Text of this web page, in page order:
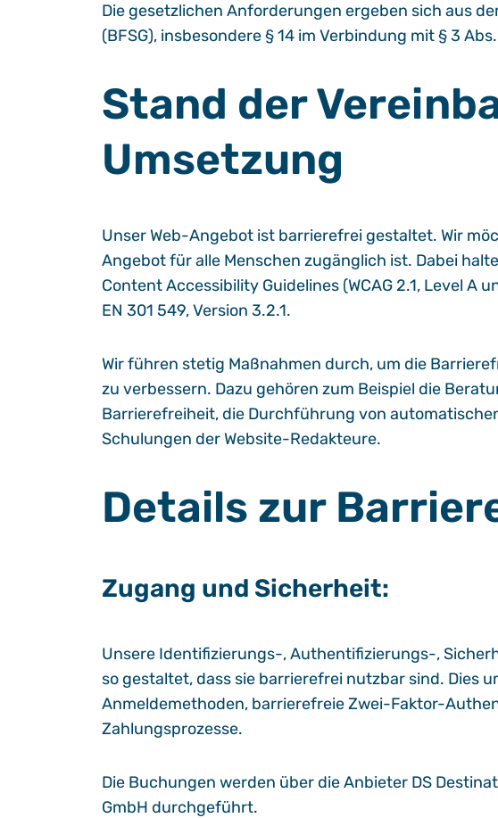
Die gesetzlichen Anforderungen ergeben sich aus
(BFSG), insbesondere § 14 im Verbindung mit § 3 Abs.
Stand der
Umsetzung
Unser Web-Angebot ist barrierefrei gestaltet. Wir
Angebot für alle Menschen zugänglich ist. Dabei
Content Accessibility Guidelines (WCAG 2.1, Level A
EN 301 549, Version 3.2.1.
Wir führen stetig Maßnahmen durch, um die
zu verbessern. Dazu gehören zum Beispiel die
Barrierefreiheit, die Durchführung von
Schulungen der Website-Redakteure.
Details zur
Zugang und Sicherheit:
Unsere Identifizierungs-, Authentifizierungs-,
so gestaltet, dass sie barrierefrei nutzbar sind. Dies
Anmeldemethoden, barrierefreie Zwei-Faktor-
Zahlungsprozesse.
Die Buchungen werden über die Anbieter DS
GmbH durchgeführt.